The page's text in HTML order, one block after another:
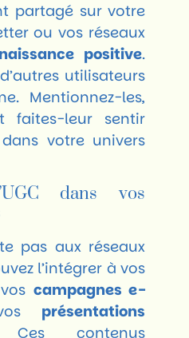
partagé sur votre
ou vos réseaux
positive.
utilisateurs
Mentionnez-les,
faites-leur sentir
votre univers
dans vos
pas aux réseaux
l’intégrer à vos
campagnes e-
présentations
contenus